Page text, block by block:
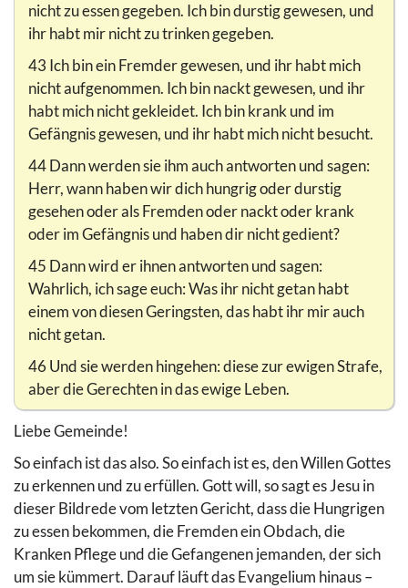
nicht zu essen gegeben. Ich bin durstig gewesen, und
ihr habt mir nicht zu trinken gegeben.
43 Ich bin ein Fremder gewesen, und ihr habt mich
nicht aufgenommen. Ich bin nackt gewesen, und ihr
habt mich nicht gekleidet. Ich bin krank und im
Gefängnis gewesen, und ihr habt mich nicht besucht.
44 Dann werden sie ihm auch antworten und sagen:
Herr, wann haben wir dich hungrig oder durstig
gesehen oder als Fremden oder nackt oder krank
oder im Gefängnis und haben dir nicht gedient?
45 Dann wird er ihnen antworten und sagen:
Wahrlich, ich sage euch: Was ihr nicht getan habt
einem von diesen Geringsten, das habt ihr mir auch
nicht getan.
46 Und sie werden hingehen: diese zur ewigen Strafe,
aber die Gerechten in das ewige Leben.
Liebe Gemeinde!
So einfach ist das also. So einfach ist es, den Willen Gottes
zu erkennen und zu erfüllen. Gott will, so sagt es Jesu in
dieser Bildrede vom letzten Gericht, dass die Hungrigen
zu essen bekommen, die Fremden ein Obdach, die
Kranken Pflege und die Gefangenen jemanden, der sich
um sie kümmert. Darauf läuft das Evangelium hinaus –